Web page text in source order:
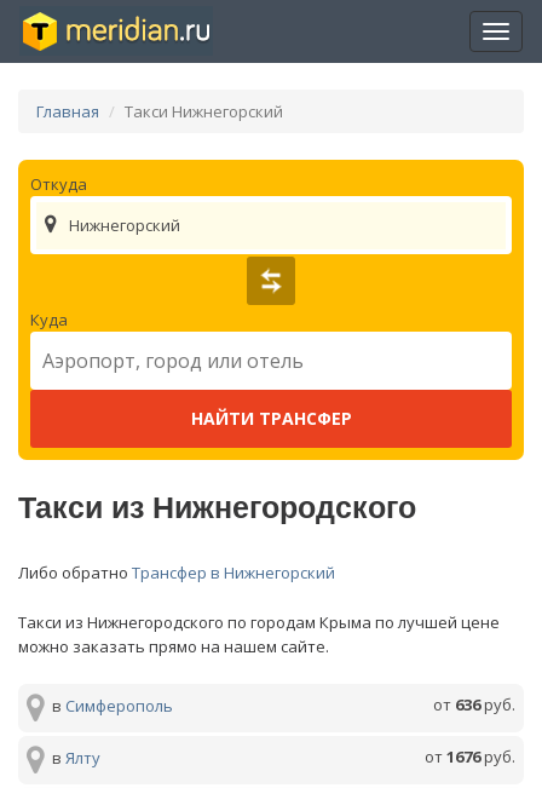
Главная Такси Нижнегорский
Откуда
Нижнегорский
Куда
Такси из Нижнегородского
Либо обратно Трансфер в Нижнегорский
Такси из Нижнегородского по городам Крыма по лучшей цене
можно заказать прямо на нашем сайте.
от 636руб.
в Симферополь
от1676руб.
в Ялту